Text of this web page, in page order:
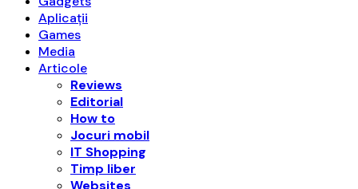
Aplicații
Games
Media
Articole
Reviews
Editorial
How to
Jocuri mobil
IT Shopping
Timp liber
Websites